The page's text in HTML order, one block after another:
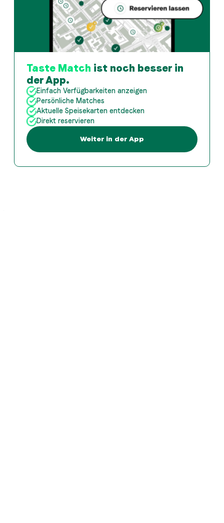
Taste Match ist noch besser in
der App.
Einfach Verfügbarkeiten anzeigen
Persönliche Matches
Aktuelle Speisekarten entdecken
Direkt reservieren
Weiter in der App